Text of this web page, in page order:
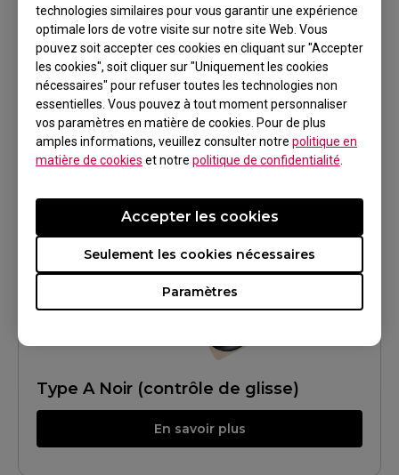
technologies similaires pour vous garantir une expérience
optimale lors de votre visite sur notre site Web. Vous
pouvez soit accepter ces cookies en cliquant sur "Accepter
les cookies", soit cliquer sur "Uniquement les cookies
nécessaires" pour refuser toutes les technologies non
essentielles. Vous pouvez à tout moment personnaliser
vos paramètres en matière de cookies. Pour de plus
amples informations, veuillez consulter notre politique en
matière de cookies et notre politique de confidentialité
Paramètres
Seulement les cookies nécessaires
Accepter les cookies
Type D Blanc (rapidité de glisse)
En savoir plus
Type A Noir (contrôle de glisse)
En savoir plus